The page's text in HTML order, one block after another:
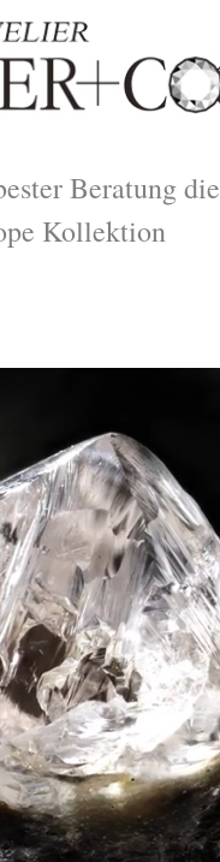
Beratung die
Kollektion